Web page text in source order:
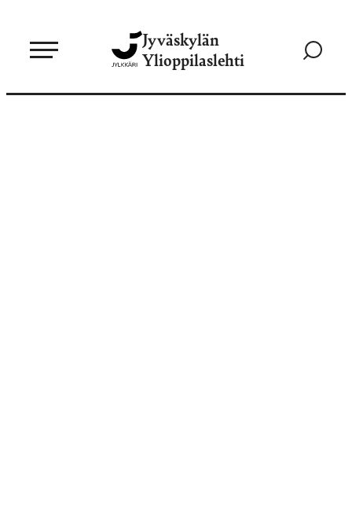
sisältöön
Jyväskylän
Ylioppilaslehti
Siirry